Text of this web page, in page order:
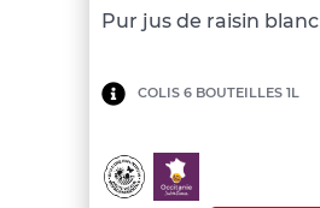
Pur jus de raisin blanc
Minimum
commande:
150
COLIS 6 BOUTEILLES 1L